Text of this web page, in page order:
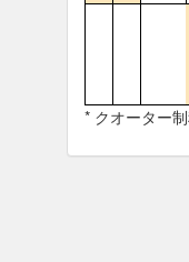
* クオーター